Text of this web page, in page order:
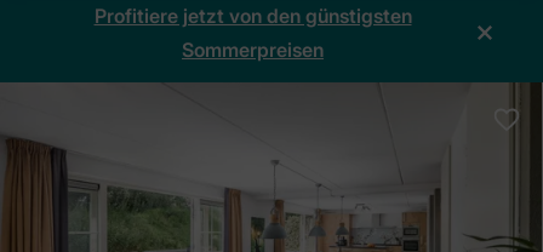
Profitiere jetzt von den günstigsten
Sommerpreisen